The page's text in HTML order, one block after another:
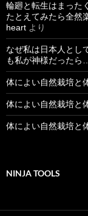
輪廻と転生はまった
たとえてみたら全然
heart より
なぜ私は日本人とし
も私が神様だった
体によい自然栽培と
体によい自然栽培と
体によい自然栽培と
NINJA TOOLS